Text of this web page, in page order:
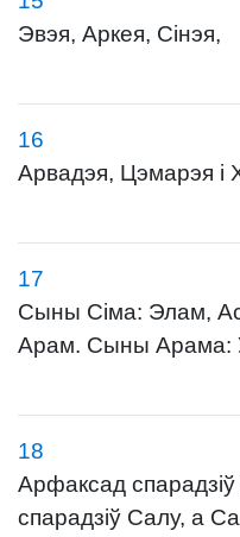
Эвэя, Аркея, Сінэя,
16
Арвадэя, Цэмарэя і
17
Сыны Сіма: Элам,
Арам. Сыны Арама:
18
Арфаксад спарадзіў
спарадзіў Салу, а